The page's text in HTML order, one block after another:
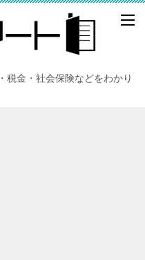
税金・社会保険などをわかり